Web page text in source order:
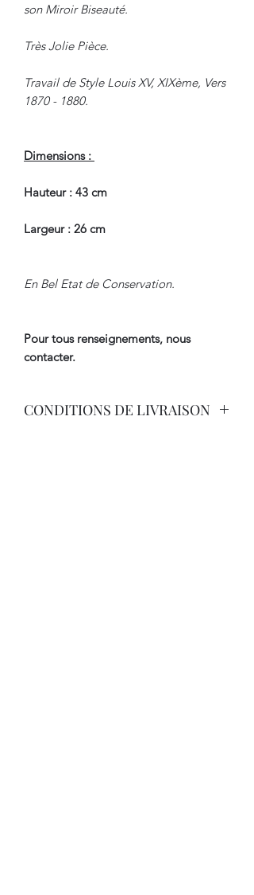
son Miroir Biseauté.
Très Jolie Pièce.
Travail de Style Louis XV, XIXème, Vers
1870 - 1880.
Dimensions :
Hauteur : 43 cm
Largeur : 26 cm
En Bel Etat de Conservation.
Pour tous renseignements, nous
contacter.
CONDITIONS DE LIVRAISON